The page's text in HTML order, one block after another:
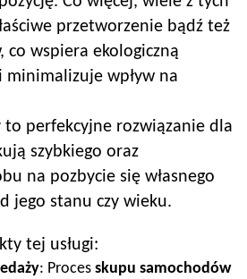
przetworzenie bądź też
co wspiera ekologiczną
wpływ na
to perfekcyjne rozwiązanie dla
szybkiego oraz
na pozbycie się własnego
jego stanu czy wieku.
tej usługi:
: Proces skupu samochodów